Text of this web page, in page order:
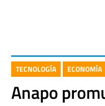
TECNOLOGÍA ECONOMÍA
Anapo